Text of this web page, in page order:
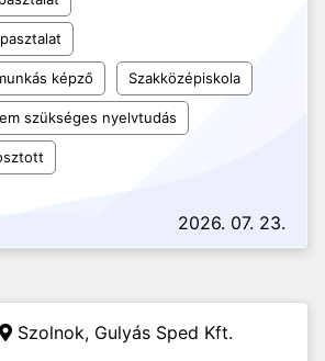
képző Szakközépiskola
szükséges nyelvtudás
2026. 07. 23.
Szolnok, Gulyás Sped Kft.